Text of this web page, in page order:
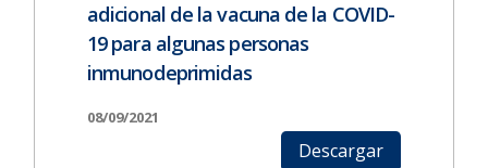
adicional de la vacuna de la COVID-
19 para algunas personas
inmunodeprimidas
08/09/2021
Descargar